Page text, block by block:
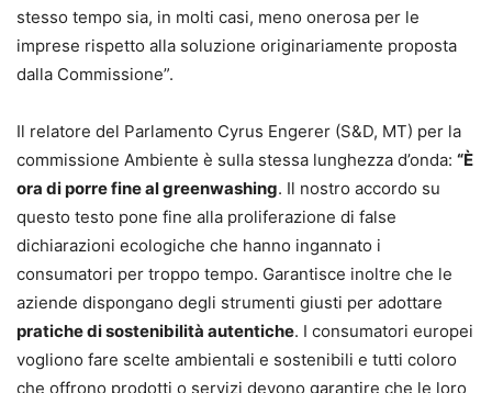
stesso tempo sia, in molti casi, meno onerosa per le
imprese rispetto alla soluzione originariamente proposta
dalla Commissione”.
Il relatore del Parlamento Cyrus Engerer (S&D, MT) per la
commissione Ambiente è sulla stessa lunghezza d’onda: “È
ora di porre fine al greenwashing. Il nostro accordo su
questo testo pone fine alla proliferazione di false
dichiarazioni ecologiche che hanno ingannato i
consumatori per troppo tempo. Garantisce inoltre che le
aziende dispongano degli strumenti giusti per adottare
pratiche di sostenibilità autentiche. I consumatori europei
vogliono fare scelte ambientali e sostenibili e tutti coloro
che offrono prodotti o servizi devono garantire che le loro